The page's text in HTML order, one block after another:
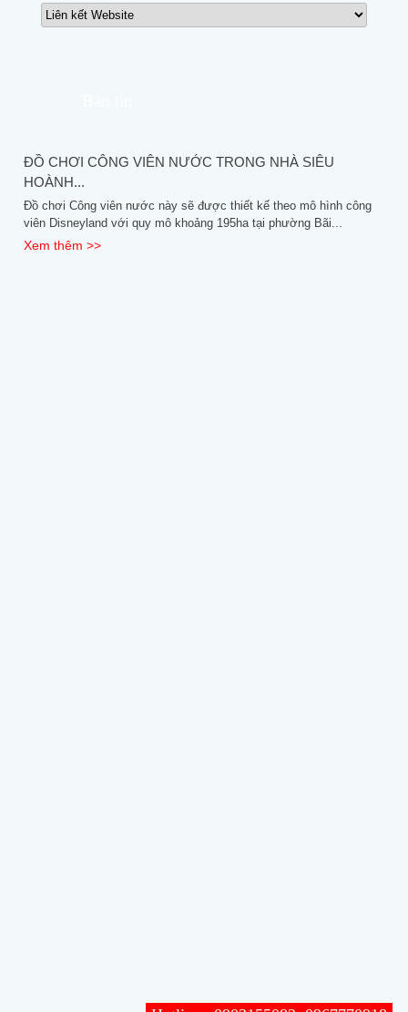
ĐỒ CHƠI CÔNG VIÊN NƯỚC TRONG NHÀ SIÊU
HOÀNH...
Đồ chơi Công viên nước này sẽ được thiết kế theo mô hình công
viên Disneyland với quy mô khoảng 195ha tại phường Bãi...
Xem thêm >>